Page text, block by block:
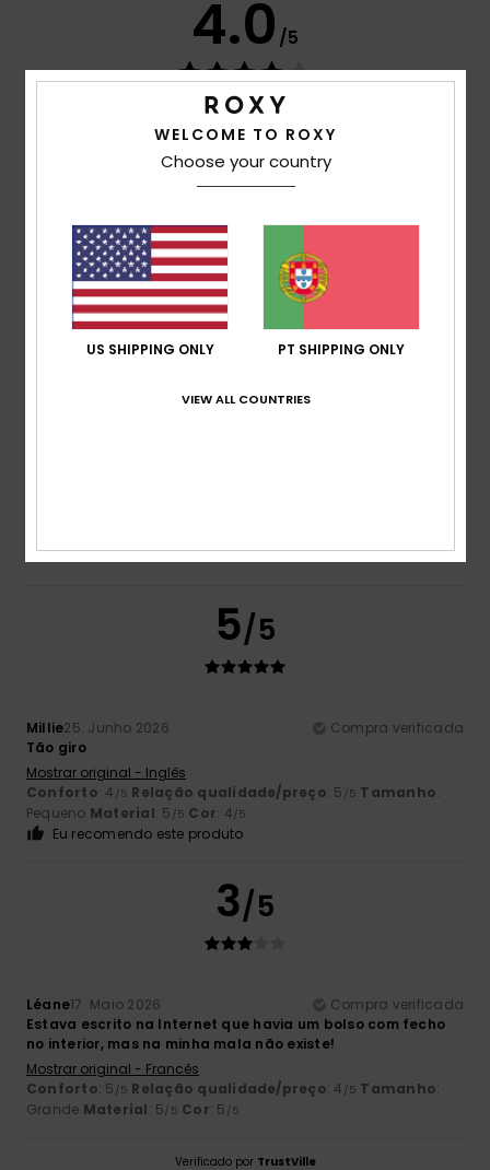
4.0 /5
2 avaliações verificadas
50% dos nossos clientes recomendam este
produto
Relação qualidade/preço
Tamanho
5/5
Millie25. Junho 2026
Compra verificada
Tão giro
Mostrar original - Inglês
Conforto: 4 /5 Relação qualidade/preço: 5 /5 Tamanho:
Pequeno Material: 5 /5 Cor: 4/5
Eu recomendo este produto
3/5
Léane17. Maio 2026
Compra verificada
Estava escrito na Internet que havia um bolso com fecho
no interior, mas na minha mala não existe!
Mostrar original - Francês
Conforto: 5 /5 Relação qualidade/preço: 4 /5 Tamanho:
Grande Material: 5/5 Cor: 5 /5
Verificado por TrustVille
WELCOME TO ROXY
Choose your country
US SHIPPING ONLY PT SHIPPING ONLY
VIEW ALL COUNTRIES